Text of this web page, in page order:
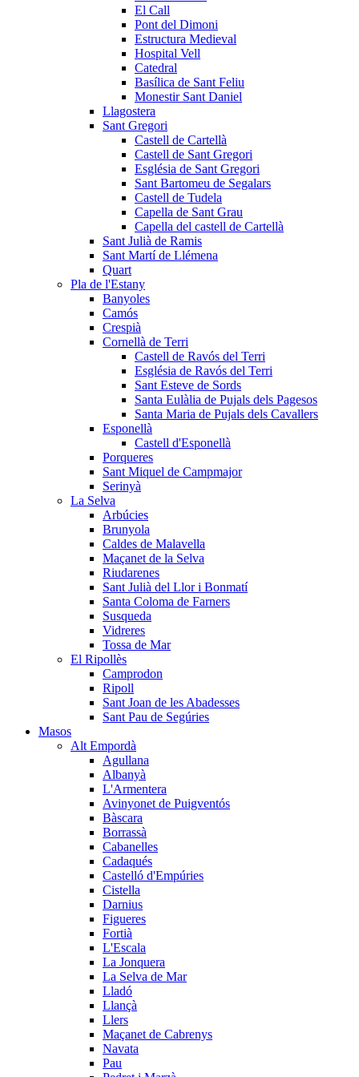
El Call
Pont del Dimoni
Estructura Medieval
Hospital Vell
Catedral
Basílica de Sant Feliu
Monestir Sant Daniel
Llagostera
Sant Gregori
Castell de Cartellà
Castell de Sant Gregori
Església de Sant Gregori
Sant Bartomeu de Segalars
Castell de Tudela
Capella de Sant Grau
Capella del castell de Cartellà
Sant Julià de Ramis
Sant Martí de Llémena
Quart
Pla de l'Estany
Banyoles
Camós
Crespià
Cornellà de Terri
Castell de Ravós del Terri
Església de Ravós del Terri
Sant Esteve de Sords
Santa Eulàlia de Pujals dels Pagesos
Santa Maria de Pujals dels Cavallers
Esponellà
Castell d'Esponellà
Porqueres
Sant Miquel de Campmajor
Serinyà
La Selva
Arbúcies
Brunyola
Caldes de Malavella
Maçanet de la Selva
Riudarenes
Sant Julià del Llor i Bonmatí
Santa Coloma de Farners
Susqueda
Vidreres
Tossa de Mar
El Ripollès
Camprodon
Ripoll
Sant Joan de les Abadesses
Sant Pau de Segúries
Masos
Alt Empordà
Agullana
Albanyà
L'Armentera
Avinyonet de Puigventós
Bàscara
Borrassà
Cabanelles
Cadaqués
Castelló d'Empúries
Cistella
Darnius
Figueres
Fortià
L'Escala
La Jonquera
La Selva de Mar
Lladó
Llançà
Llers
Maçanet de Cabrenys
Navata
Pau